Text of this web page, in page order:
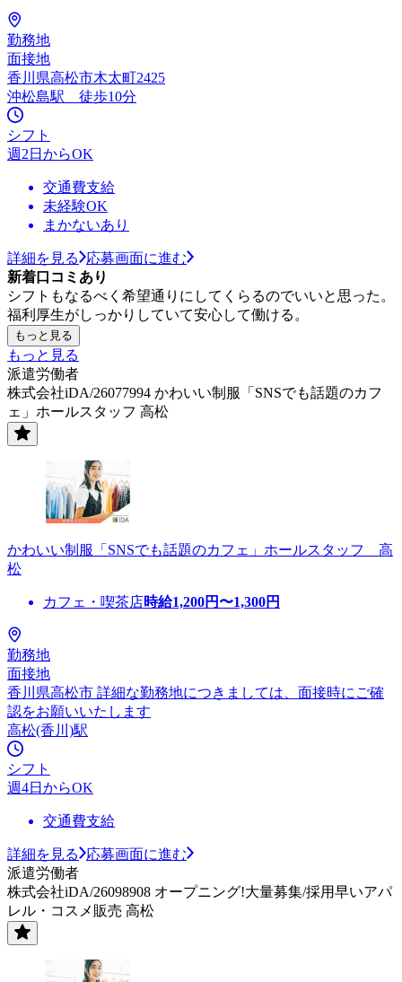
勤務地
面接地
香川県高松市木太町2425
沖松島駅 徒歩10分
シフト
週2日からOK
交通費支給
未経験OK
まかないあり
詳細を見る
応募画面に進む
新着口コミあり
シフトもなるべく希望通りにしてくらるのでいいと思った。
福利厚生がしっかりしていて安心して働ける。
もっと見る
もっと見る
派遣労働者
株式会社iDA/26077994 かわいい制服「SNSでも話題のカフ
ェ」ホールスタッフ 高松
かわいい制服「SNSでも話題のカフェ」ホールスタッフ 高
松
カフェ・喫茶店時給1,200円〜1,300円
勤務地
面接地
香川県高松市 詳細な勤務地につきましては、面接時にご確
認をお願いいたします
高松(香川)駅
シフト
週4日からOK
交通費支給
詳細を見る
応募画面に進む
派遣労働者
株式会社iDA/26098908 オープニング!大量募集/採用早いアパ
レル・コスメ販売 高松